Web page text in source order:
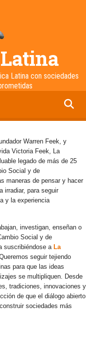
Latina con sociedades
Warren Feek, y
Victoria Feek, La
legado de más de 25
Social y de
maneras de pensar y hacer
irradiar, para seguir
y la experiencia
investigan, enseñan o
Social y de
suscribiéndose a La
seguir tejiendo
para que las ideas
se multipliquen. Desde
tradiciones, innovaciones y
de que el diálogo abierto
sociedades más